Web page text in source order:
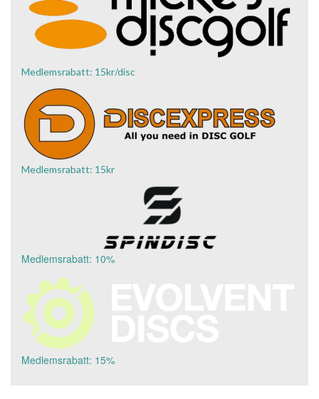
Medlemsrabatt: 15kr/disc
Medlemsrabatt: 15kr
Medlemsrabatt: 10%
Medlemsrabatt: 15%